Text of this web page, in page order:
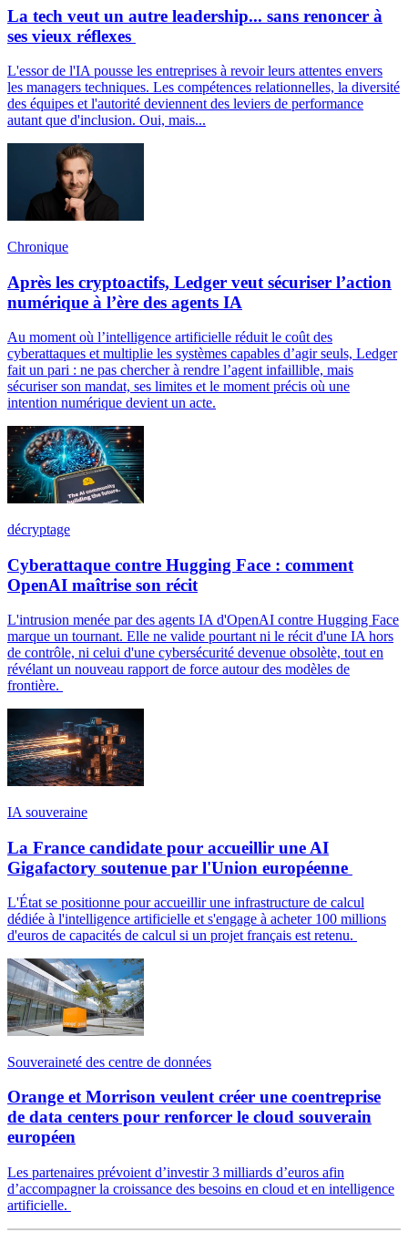
La tech veut un autre leadership... sans renoncer à
ses vieux réflexes
L'essor de l'IA pousse les entreprises à revoir leurs attentes envers
les managers techniques. Les compétences relationnelles, la diversité
des équipes et l'autorité deviennent des leviers de performance
autant que d'inclusion. Oui, mais...
Chronique
Après les cryptoactifs, Ledger veut sécuriser l’action
numérique à l’ère des agents IA
Au moment où l’intelligence artificielle réduit le coût des
cyberattaques et multiplie les systèmes capables d’agir seuls, Ledger
fait un pari : ne pas chercher à rendre l’agent infaillible, mais
sécuriser son mandat, ses limites et le moment précis où une
intention numérique devient un acte.
décryptage
Cyberattaque contre Hugging Face : comment
OpenAI maîtrise son récit
L'intrusion menée par des agents IA d'OpenAI contre Hugging Face
marque un tournant. Elle ne valide pourtant ni le récit d'une IA hors
de contrôle, ni celui d'une cybersécurité devenue obsolète, tout en
révélant un nouveau rapport de force autour des modèles de
frontière.
IA souveraine
La France candidate pour accueillir une AI
Gigafactory soutenue par l'Union européenne
L'État se positionne pour accueillir une infrastructure de calcul
dédiée à l'intelligence artificielle et s'engage à acheter 100 millions
d'euros de capacités de calcul si un projet français est retenu.
Souveraineté des centre de données
Orange et Morrison veulent créer une coentreprise
de data centers pour renforcer le cloud souverain
européen
Les partenaires prévoient d’investir 3 milliards d’euros afin
d’accompagner la croissance des besoins en cloud et en intelligence
artificielle.